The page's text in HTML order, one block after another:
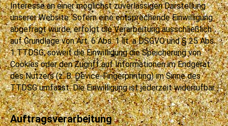
Interesse an einer möglichst zuverlässigen Darstellung
unserer Website. Sofern eine entsprechende Einwilligung
abgefragt wurde, erfolgt die Verarbeitung ausschließlich
auf Grundlage von Art. 6 Abs. 1 lit. a DSGVO und § 25 Abs.
1 TTDSG, soweit die Einwilligung die Speicherung von
Cookies oder den Zugriff auf Informationen im Endgerät
des Nutzers (z. B. Device-Fingerprinting) im Sinne des
TTDSG umfasst. Die Einwilligung ist jederzeit widerrufbar.
Auftragsverarbeitung